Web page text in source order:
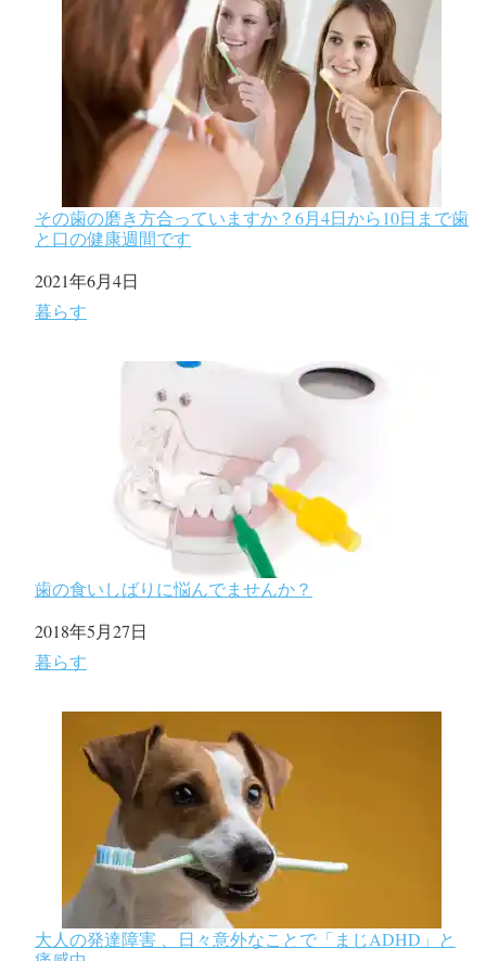
その歯の磨き方合っていますか？6月4日から10日まで歯
と口の健康週間です
日付
2021年6月4日
関連理由
暮らす
歯の食いしばりに悩んでませんか？
日付
2018年5月27日
関連理由
暮らす
大人の発達障害 、日々意外なことで「まじADHD」と